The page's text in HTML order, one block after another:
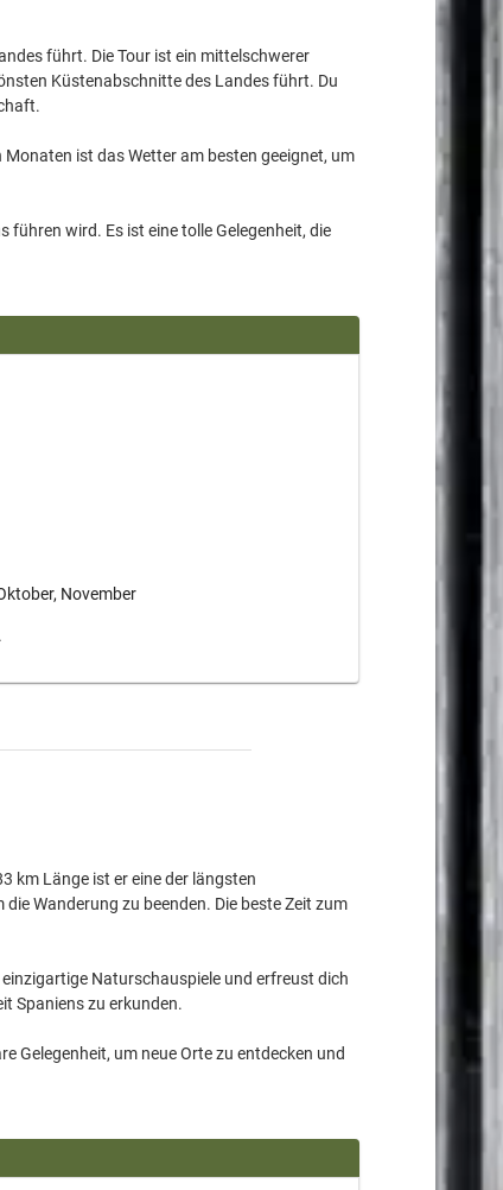
führt. Die Tour ist ein mittelschwerer
Küstenabschnitte des Landes führt. Du
Monaten ist das Wetter am besten geeignet, um
führen wird. Es ist eine tolle Gelegenheit, die
November
km Länge ist er eine der längsten
Wanderung zu beenden. Die beste Zeit zum
Naturschauspiele und erfreust dich
Spaniens zu erkunden.
Gelegenheit, um neue Orte zu entdecken und